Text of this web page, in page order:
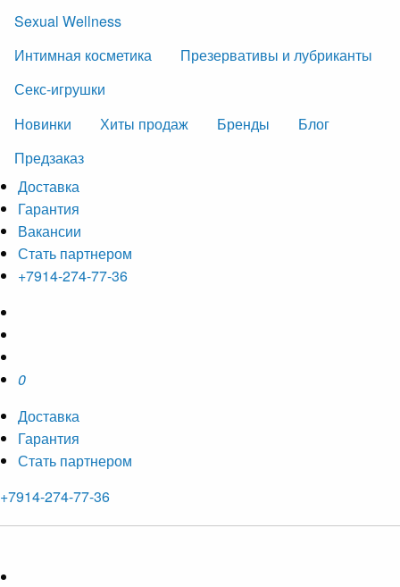
Sexual Wellness
Интимная косметика
Презервативы и лубриканты
Секс-игрушки
Новинки
Хиты продаж Бренды
Блог
Предзаказ
Доставка
Гарантия
Вакансии
Стать партнером
+7914-274-77-36
0
Доставка
Гарантия
Стать партнером
+7914-274-77-36